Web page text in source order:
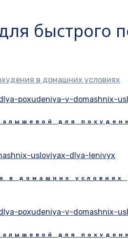
быстрого
в домашних условиях
для
в домашних условиях
для